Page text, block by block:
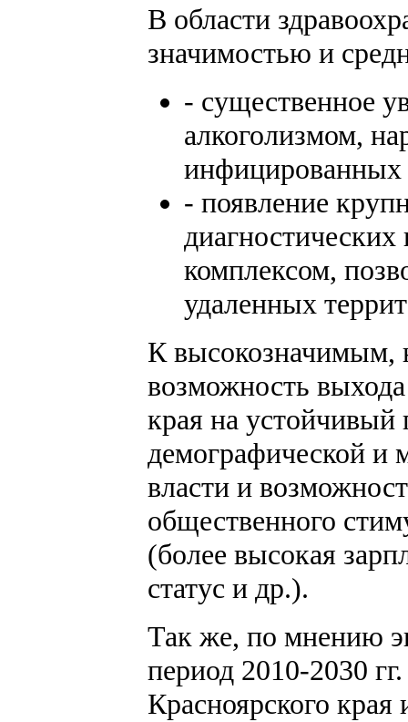
В области
значимостью и
- существенное
алкоголизмом,
- появление
комплексом,
удаленных
К высокозначимым,
возможность
края на устойчивый
демографической и
власти и
общественного
(более высокая
статус и др.).
Так же, по мнению
период 2010-2030
Красноярского края